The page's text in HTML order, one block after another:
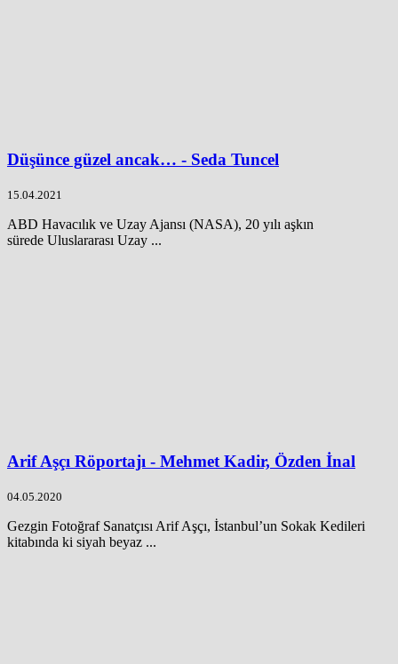
Düşünce güzel ancak… - Seda Tuncel
15.04.2021
ABD Havacılık ve Uzay Ajansı (NASA), 20 yılı aşkın
sürede Uluslararası Uzay ...
Arif Aşçı Röportajı - Mehmet Kadir, Özden İnal
04.05.2020
Gezgin Fotoğraf Sanatçısı Arif Aşçı, İstanbul’un Sokak Kedileri
kitabında ki siyah beyaz ...